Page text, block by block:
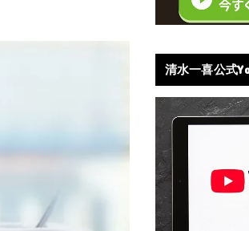
清水一喜公式